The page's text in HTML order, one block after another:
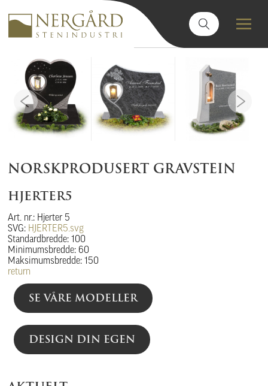
NORSKPRODUSERT GRAVSTEIN
HJERTER5
Art. nr.: Hjerter 5
SVG: HJERTER5.svg
Standardbredde: 100
Minimumsbredde: 60
Maksimumsbredde: 150
return
SE VÅRE MODELLER
DESIGN DIN EGEN